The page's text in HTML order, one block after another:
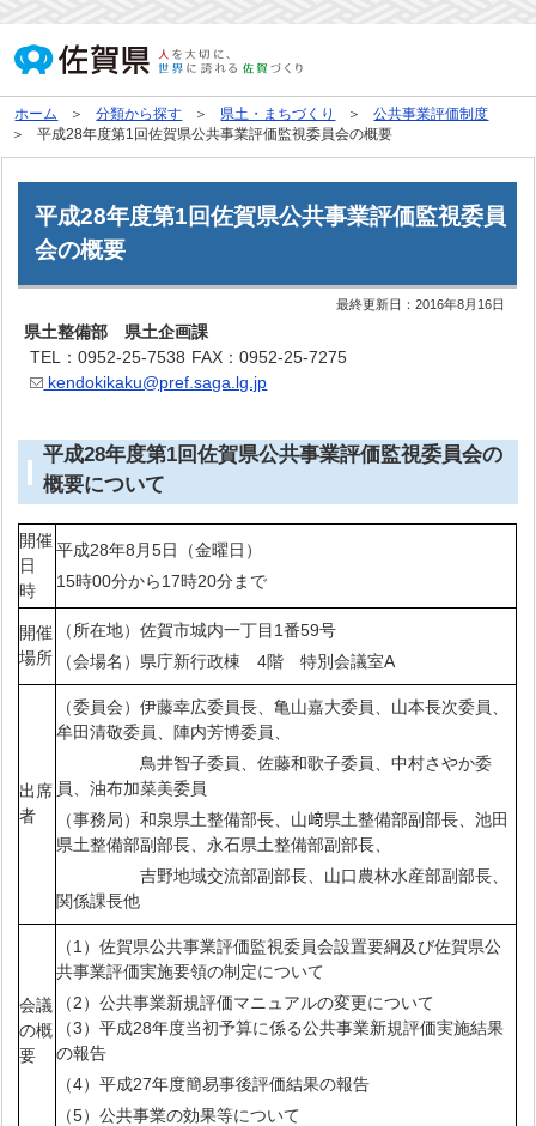
ホーム 分類から探す 県土・まちづくり
公共事業評価制度
平成28年度第1回佐賀県公共事業評価監視委員会の概要
平成28年度第1回佐賀県公共事業評価監視委員
会の概要
最終更新日：2016年8月16日
県土整備部 県土企画課
TEL：0952-25-7538 FAX：0952-25-7275
kendokikaku@pref.saga.lg.jp
平成28年度第1回佐賀県公共事業評価監視委員会の
概要について
開催
日
時
平成28年8月5日（金曜日）
15時00分から17時20分まで
開催
場所
（所在地）佐賀市城内一丁目1番59号
（会場名）県庁新行政棟 4階 特別会議室A
出席
者
（委員会）伊藤幸広委員長、亀山嘉大委員、山本長次委員、
牟田清敬委員、陣内芳博委員、
鳥井智子委員、佐藤和歌子委員、中村さやか委
員、油布加菜美委員
（事務局）和泉県土整備部長、山﨑県土整備部副部長、池田
県土整備部副部長、永石県土整備部副部長、
吉野地域交流部副部長、山口農林水産部副部長、
関係課長他
会議
の概
要
（1）佐賀県公共事業評価監視委員会設置要綱及び佐賀県公
共事業評価実施要領の制定について
（2）公共事業新規評価マニュアルの変更について
（3）平成28年度当初予算に係る公共事業新規評価実施結果
の報告
（4）平成27年度簡易事後評価結果の報告
（5）公共事業の効果等について